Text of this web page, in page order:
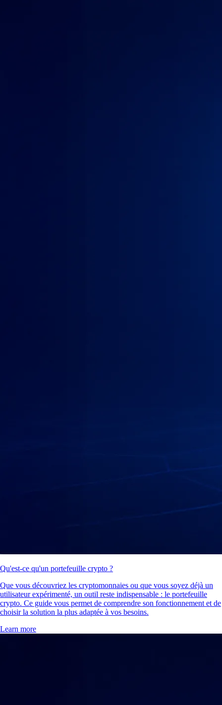
Qu'est-ce qu'un portefeuille crypto ?
Que vous découvriez les cryptomonnaies ou que vous soyez déjà un
utilisateur expérimenté, un outil reste indispensable : le portefeuille
crypto. Ce guide vous permet de comprendre son fonctionnement et de
choisir la solution la plus adaptée à vos besoins.
Learn more